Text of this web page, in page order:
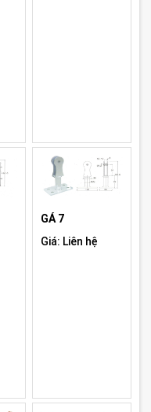
GÁ 7
Giá: Liên hệ